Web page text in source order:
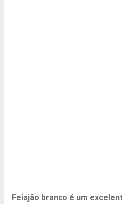
Feiajão branco é um